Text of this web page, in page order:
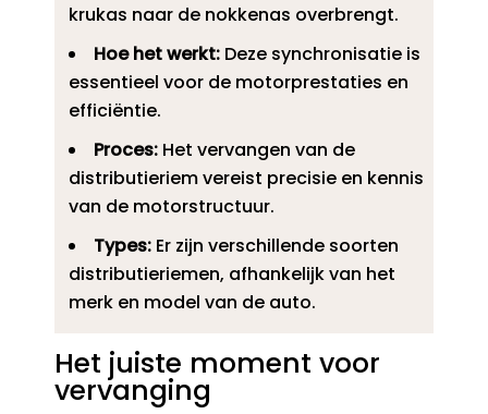
krukas naar de nokkenas overbrengt.​
Hoe het werkt:Deze synchronisatie is
essentieel voor de motorprestaties en
efficiëntie.​
Proces:Het vervangen van de
distributieriem vereist precisie en kennis
van de motorstructuur.​
Types:Er zijn verschillende soorten
distributieriemen, afhankelijk van het
merk en model van de auto.​
Het juiste moment voor
vervanging